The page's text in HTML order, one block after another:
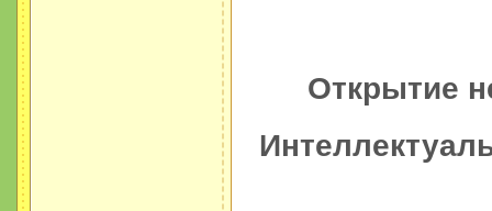
Открытие